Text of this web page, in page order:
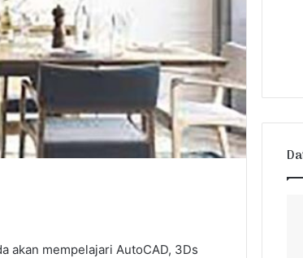
akan mempelajari AutoCAD, 3Ds